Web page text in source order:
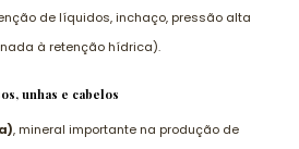
de líquidos, inchaço, pressão alta
à retenção hídrica).
unhas e cabelos
, mineral importante na produção de